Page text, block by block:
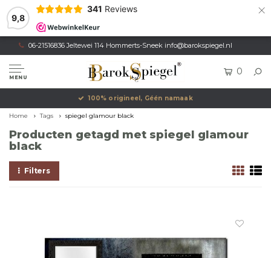
9,8
341 Reviews ×
06-21516836 Jeltewei 114 Hommerts-Sneek info@barokspiegel.nl
MENU
0
100% origineel, Géén namaak
Home Tags spiegel glamour black
Producten getagd met spiegel glamour
black
Filters